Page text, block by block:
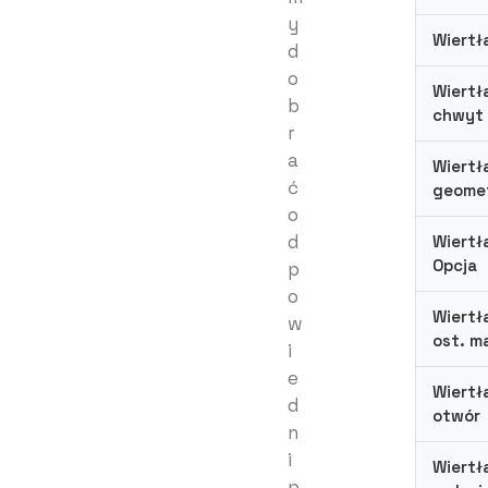
y
d
o
b
r
a
ć
o
d
p
o
w
i
e
d
n
i
chwyt
Opcja
ost.
otwór